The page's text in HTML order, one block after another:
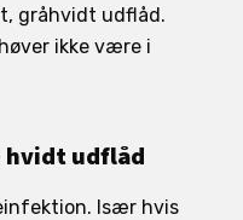
gråhvidt udflåd.
ikke være i
hvidt udflåd
Især hvis